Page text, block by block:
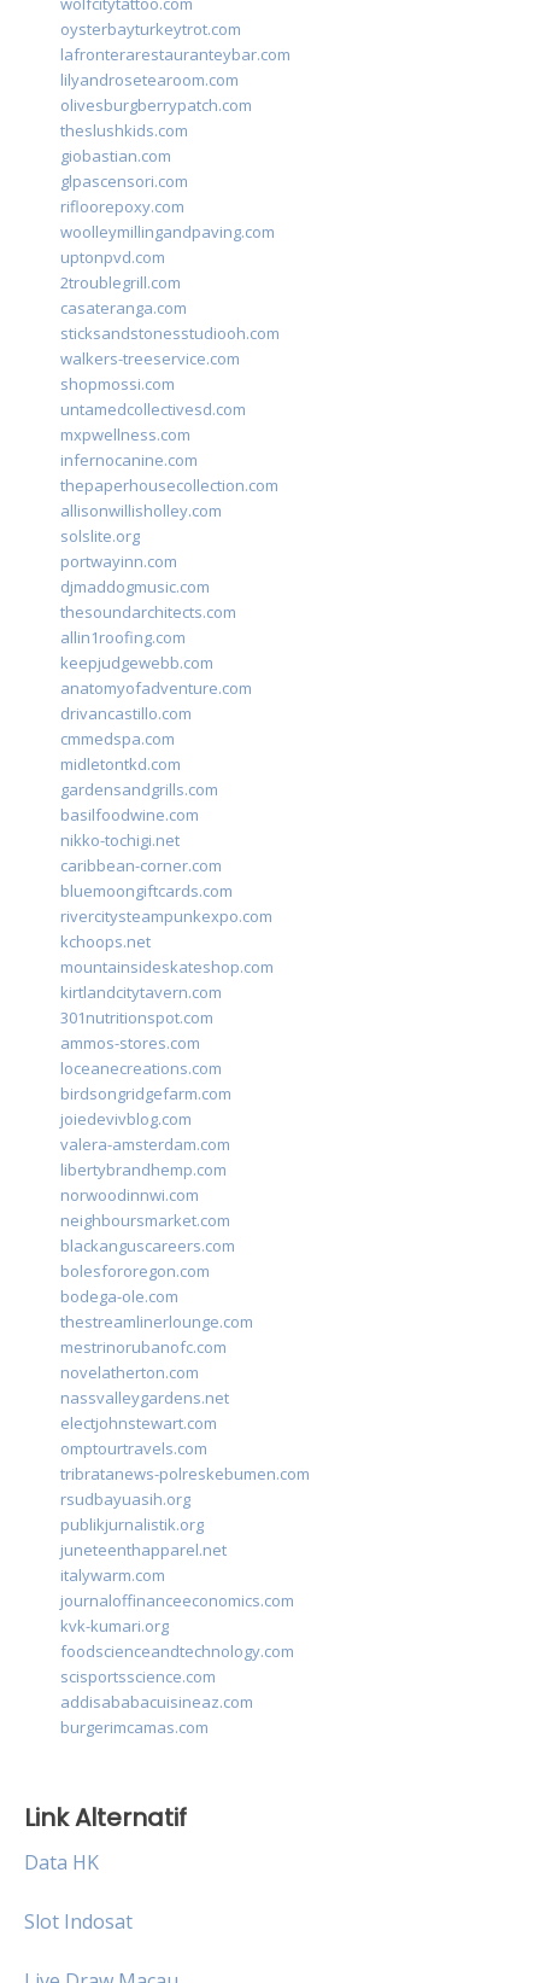
oysterbayturkeytrot.com
lafronterarestauranteybar.com
lilyandrosetearoom.com
olivesburgberrypatch.com
theslushkids.com
giobastian.com
glpascensori.com
rifloorepoxy.com
woolleymillingandpaving.com
uptonpvd.com
2troublegrill.com
casateranga.com
sticksandstonesstudiooh.com
walkers-treeservice.com
shopmossi.com
untamedcollectivesd.com
mxpwellness.com
infernocanine.com
thepaperhousecollection.com
allisonwillisholley.com
solslite.org
portwayinn.com
djmaddogmusic.com
thesoundarchitects.com
allin1roofing.com
keepjudgewebb.com
anatomyofadventure.com
drivancastillo.com
cmmedspa.com
midletontkd.com
gardensandgrills.com
basilfoodwine.com
nikko-tochigi.net
caribbean-corner.com
bluemoongiftcards.com
rivercitysteampunkexpo.com
kchoops.net
mountainsideskateshop.com
kirtlandcitytavern.com
301nutritionspot.com
ammos-stores.com
loceanecreations.com
birdsongridgefarm.com
joiedevivblog.com
valera-amsterdam.com
libertybrandhemp.com
norwoodinnwi.com
neighboursmarket.com
blackanguscareers.com
bolesfororegon.com
bodega-ole.com
thestreamlinerlounge.com
mestrinorubanofc.com
novelatherton.com
nassvalleygardens.net
electjohnstewart.com
omptourtravels.com
tribratanews-polreskebumen.com
rsudbayuasih.org
publikjurnalistik.org
juneteenthapparel.net
italywarm.com
journaloffinanceeconomics.com
kvk-kumari.org
foodscienceandtechnology.com
scisportsscience.com
addisababacuisineaz.com
burgerimcamas.com
Link Alternatif
Data HK
Slot Indosat